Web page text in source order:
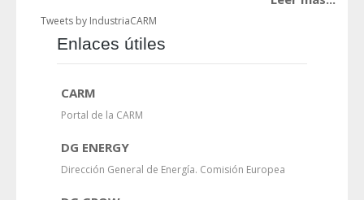
Tweets by IndustriaCARM
Enlaces útiles
CARM
Portal de la CARM
DG ENERGY
Dirección General de Energía. Comisión Europea